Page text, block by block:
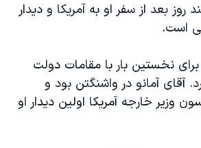
روز بعد از سفر او به آمریکا و دیدار
است.
نخستین بار با مقامات دولت
آقای آمانو در واشنگتن بود و
وزیر خارجه آمریکا اولین دیدار او